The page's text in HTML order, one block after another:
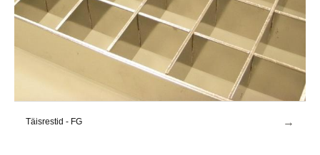
Täisrestid - FG →